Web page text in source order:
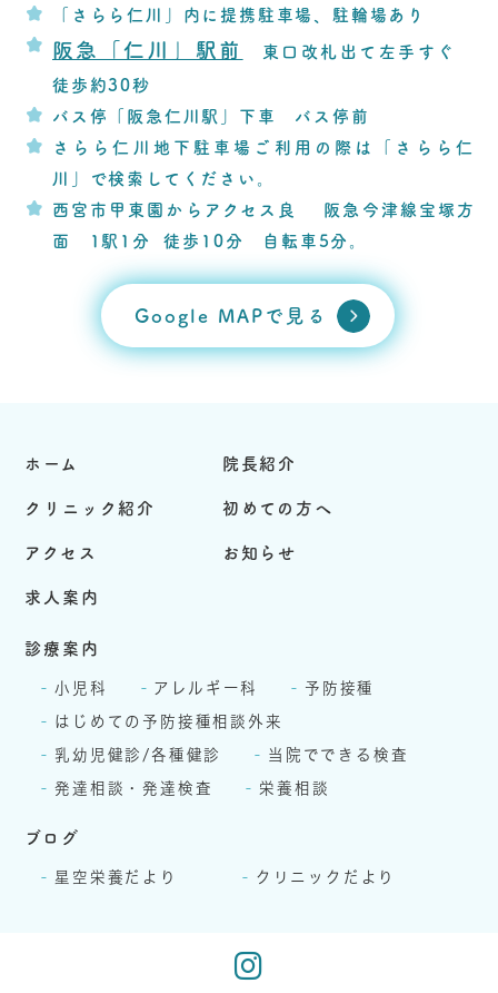
「さらら仁川」内に提携駐車場、駐輪場あり
阪急「仁川」駅前
東口改札出て左手すぐ
徒歩約30秒
バス停「阪急仁川駅」下車 バス停前
さらら仁川地下駐車場ご利用の際は「さらら仁
川」で検索してください。
西宮市甲東園からアクセス良 阪急今津線宝塚方
面 1駅1分 徒歩10分 自転車5分。
Google MAPで見る
ホーム 院長紹介
クリニック紹介 初めての方へ
アクセス お知らせ
求人案内
診療案内
小児科 アレルギー科 予防接種
はじめての予防接種相談外来
乳幼児健診/各種健診 当院でできる検査
発達相談・発達検査 栄養相談
ブログ
星空栄養だより クリニックだより